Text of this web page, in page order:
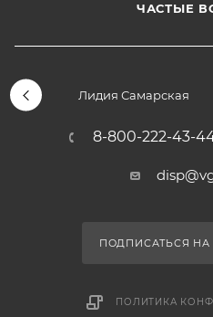
ЧАСТЫЕ
Лидия Самарская
8-800-222-43-
ПОДПИСАТЬСЯ
ПОЛИТИКА